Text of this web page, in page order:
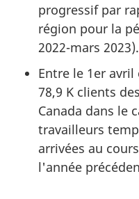
progressif par
région pour la
2022-mars 2023).
Entre le 1er avril
78,9 K clients
Canada dans le
travailleurs
arrivées au
l'année